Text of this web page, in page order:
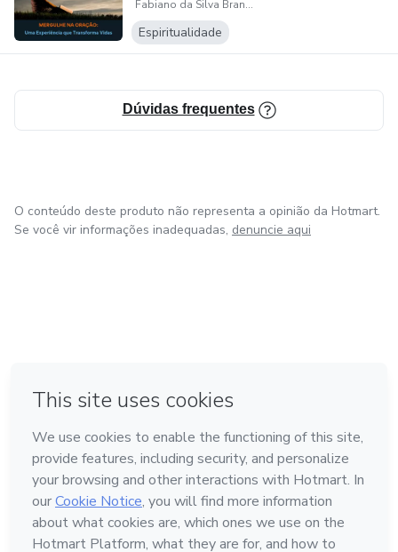
Transforma VidasFabiano da Silva Brandão
Espiritualidade
Dúvidas frequentes
O conteúdo deste produto não representa a opinião da Hotmart.
Se você vir informações inadequadas, denuncie aqui
Feito com ❤ na Cidade do México
Conheça a Hotmart
Idioma